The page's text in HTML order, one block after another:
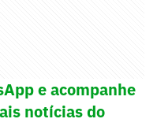
e acompanhe
notícias do